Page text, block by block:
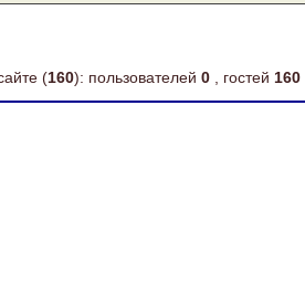
(160): пользователей 0 , гостей 160